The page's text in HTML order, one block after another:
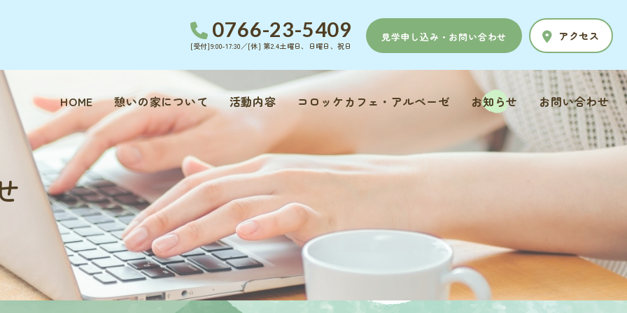
0766-23-5409
[受付]9:00-17:30／[休] 第2.4土曜日、日曜日、祝日
見学申し込み・お問い合わせ アクセス
HOME 憩いの家について 活動内容 コロッケカフェ・アルペーゼ お知らせ お問い合わせ